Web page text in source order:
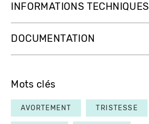
INFORMATIONS TECHNIQUES
DOCUMENTATION
Mots clés
AVORTEMENT TRISTESSE